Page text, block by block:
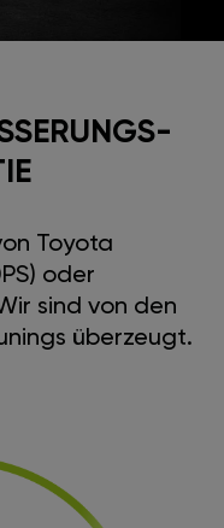
Toyota
oder
sind von den
überzeugt.